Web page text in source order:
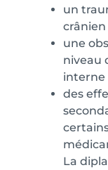
un
crânien
une
niveau
interne
des
La